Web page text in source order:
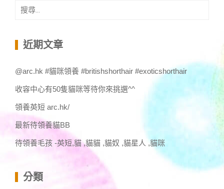
搜
鍵 近期文章
@arc.hk #貓咪領養 #britishshorthair #exoticshorthair
收容中心有50隻貓咪等待你來挑選^^
領養英短 arc.hk/
最新待領養貓BB
待領養毛孩 -英短,貓 ,貓貓 ,貓奴 ,貓星人 ,貓咪
分類